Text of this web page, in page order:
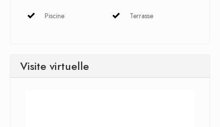
Piscine Terrasse
Visite virtuelle